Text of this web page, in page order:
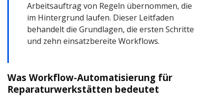
Arbeitsauftrag von Regeln übernommen, die
im Hintergrund laufen. Dieser Leitfaden
behandelt die Grundlagen, die ersten Schritte
und zehn einsatzbereite Workflows.
Was Workflow-Automatisierung für
Reparaturwerkstätten bedeutet